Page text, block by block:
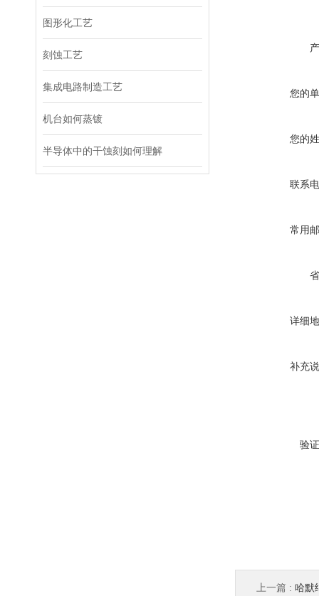
图形化工艺
刻蚀工艺
集成电路制造工艺
机台如何蒸镀
半导体中的干蚀刻如何理解
您的
您的
联系
常用
详细
补充
验
上一篇 : 哈默